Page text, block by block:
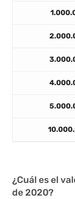
¿Cuál es el
de 2020?